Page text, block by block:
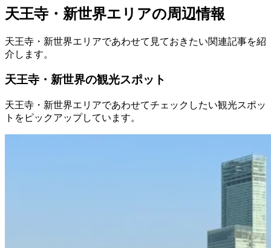
天王寺・新世界エリアの周辺情報
天王寺・新世界エリアであわせて見ておきたい関連記事を紹
介します。
天王寺・新世界の観光スポット
天王寺・新世界エリアであわせてチェックしたい観光スポッ
トをピックアップしています。